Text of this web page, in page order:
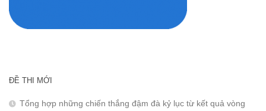
ĐỀ THI MỚI
Tổng hợp những chiến thắng đậm đà kỷ lục từ kết quả vòng